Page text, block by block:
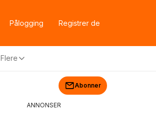
Pålogging Registrer de
Flere
Abonner
ANNONSER